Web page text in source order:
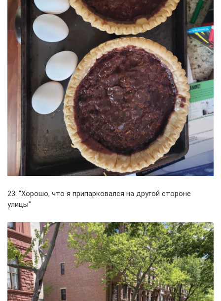
23. “Хорошо, что я припарковался на другой стороне
улицы”